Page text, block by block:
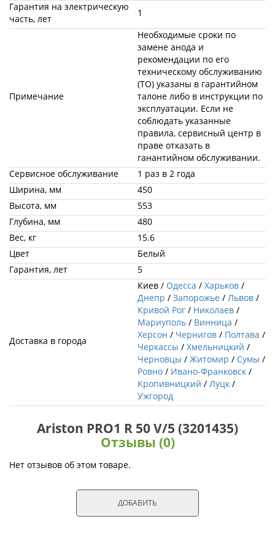
Гарантия на электрическую
часть, лет
1
Примечание
Необходимые сроки по
замене анода и
рекомендации по его
техническому обслуживанию
(ТО) указаны в гарантийном
талоне либо в инструкции по
эксплуатации. Если не
соблюдать указанные
правила, сервисный центр в
праве отказать в
ганантийном обслуживании.
Сервисное обслуживание
1 раз в 2 года
Ширина, мм
450
Высота, мм
553
Глубина, мм
480
Вес, кг
15.6
Цвет
Белый
Гарантия, лет
5
Доставка в города
Киев / Одесса / Харьков /
Днепр / Запорожье / Львов /
Кривой Рог / Николаев /
Мариуполь / Винница /
Херсон / Чернигов / Полтава /
Черкассы / Хмельницкий /
Черновцы / Житомир / Сумы /
Ровно / Ивано-Франковск /
Кропивницкий / Луцк /
Ужгород
Ariston PRO1 R 50 V/5 (3201435)
Отзывы (0)
Нет отзывов об этом товаре.
ДОБАВИТЬ